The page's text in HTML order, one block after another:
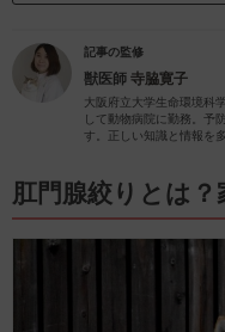
記事の監修
獣医師 寺脇寛子
大阪府立大学生命環境科
して動物病院に勤務。予
す。正しい知識と情報を
肛門腺絞りとは